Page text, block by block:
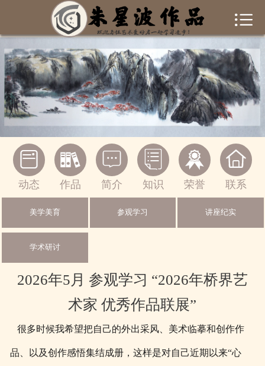
 首页
作品集锦
新闻资讯
书画常识
联系我们
一起交流
绘画作品


动态

作品

简介

知识

荣誉

联系
美学美育 参观学习 讲座纪实
学术研讨
2026年5月 参观学习 “2026年桥界艺
术家 优秀作品联展”
很多时候我希望把自己的外出采风、美术临摹和创作作
品、以及创作感悟集结成册，这样是对自己近期以来“心